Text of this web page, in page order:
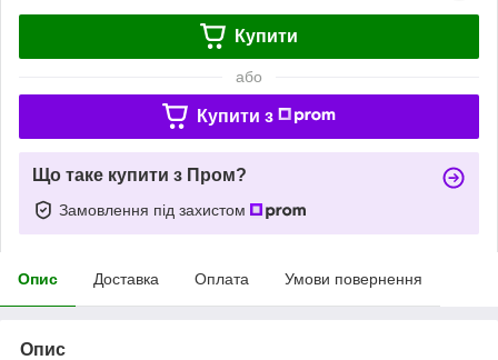
Купити
або
Купити з
Що таке купити з Пром?
Замовлення під захистом
Опис Доставка Оплата Умови повернення
Опис